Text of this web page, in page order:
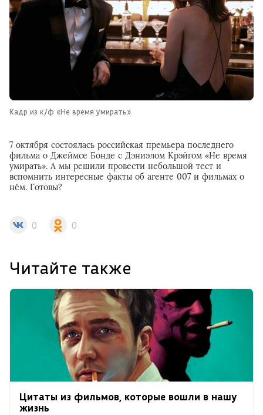
Кадр из к/ф «Не время умирать»
7 октября состоялась российская премьера последнего
фильма о Джеймсе Бонде с Дэниэлом Крэйгом «Не время
умирать». А мы решили провести небольшой тест и
вспомнить интересные факты об агенте 007 и фильмах о
нём. Готовы?
0 0
Читайте также
Цитаты из фильмов, которые вошли в нашу
жизнь